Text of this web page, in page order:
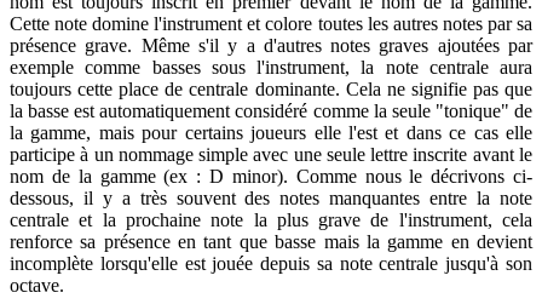
Cette note domine l'instrument et colore toutes les autres notes par sa
présence grave. Même s'il y a d'autres notes graves ajoutées par
exemple comme basses sous l'instrument, la note centrale aura
toujours cette place de centrale dominante. Cela ne signifie pas que
la basse est automatiquement considéré comme la seule "tonique" de
la gamme, mais pour certains joueurs elle l'est et dans ce cas elle
participe à un nommage simple avec une seule lettre inscrite avant le
nom de la gamme (ex : D minor). Comme nous le décrivons ci-
dessous, il y a très souvent des notes manquantes entre la note
centrale et la prochaine note la plus grave de l'instrument, cela
renforce sa présence en tant que basse mais la gamme en devient
incomplète lorsqu'elle est jouée depuis sa note centrale jusqu'à son
octave.